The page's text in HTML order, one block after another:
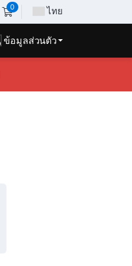
0 ไทย
ข้อมูลส่วนตัว